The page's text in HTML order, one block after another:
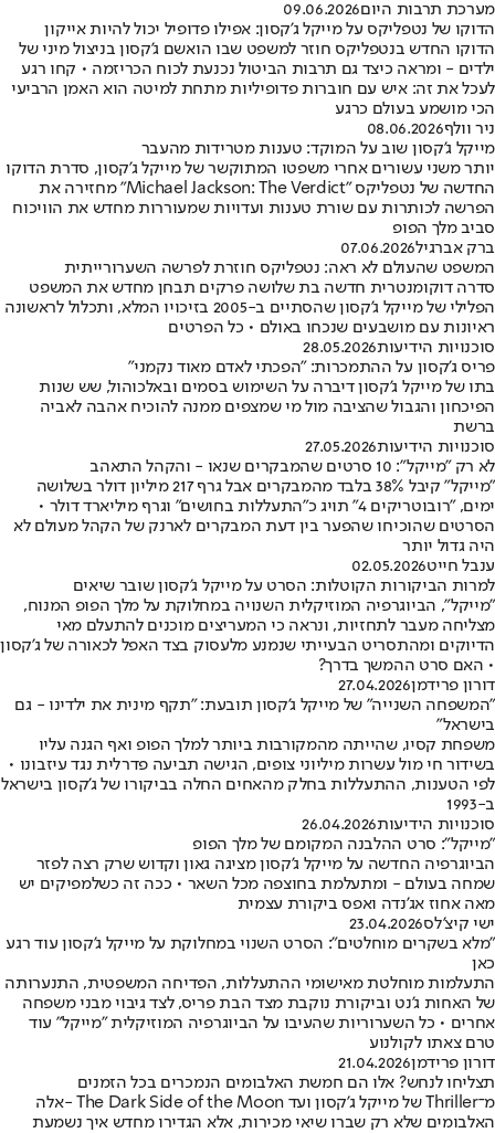
מערכת תרבות היום09.06.2026
הדוקו של נטפליקס על מייקל ג'קסון: אפילו פדופיל יכול להיות אייקון
הדוקו החדש בנטפליקס חוזר למשפט שבו הואשם ג'קסון בניצול מיני של
ילדים - ומראה כיצד גם תרבות הביטול נכנעת לכוח הכריזמה • קחו רגע
לעכל את זה: איש עם חוברות פדופיליות מתחת למיטה הוא האמן הרביעי
הכי מושמע בעולם כרגע
ניר וולף08.06.2026
מייקל ג'קסון שוב על המוקד: טענות מטרידות מהעבר
יותר משני עשורים אחרי משפטו המתוקשר של מייקל ג'קסון, סדרת הדוקו
החדשה של נטפליקס "Michael Jackson: The Verdict" מחזירה את
הפרשה לכותרות עם שורת טענות ועדויות שמעוררות מחדש את הוויכוח
סביב מלך הפופ
ברק אברגיל07.06.2026
המשפט שהעולם לא ראה: נטפליקס חוזרת לפרשה השערורייתית
סדרה דוקומנטרית חדשה בת שלושה פרקים תבחן מחדש את המשפט
הפלילי של מייקל ג'קסון שהסתיים ב-2005 בזיכויו המלא, ותכלול לראשונה
ראיונות עם מושבעים שנכחו באולם • כל הפרטים
סוכנויות הידיעות28.05.2026
פריס ג'קסון על ההתמכרות: "הפכתי לאדם מאוד נקמני"
בתו של מייקל ג'קסון דיברה על השימוש בסמים ובאלכוהול, שש שנות
הפיכחון והגבול שהציבה מול מי שמצפים ממנה להוכיח אהבה לאביה
ברשת
סוכנויות הידיעות27.05.2026
לא רק ״מייקל״: 10 סרטים שהמבקרים שנאו - והקהל התאהב
"מייקל" קיבל 38% בלבד מהמבקרים אבל גרף 217 מיליון דולר בשלושה
ימים, "רובוטריקים 4" תויג כ"התעללות בחושים" וגרף מיליארד דולר •
הסרטים שהוכיחו שהפער בין דעת המבקרים לארנק של הקהל מעולם לא
היה גדול יותר
ענבל חייט02.05.2026
למרות הביקורות הקוטלות: הסרט על מייקל ג'קסון שובר שיאים
"מייקל", הביוגרפיה המוזיקלית השנויה במחלוקת על מלך הפופ המנוח,
מצליחה מעבר לתחזיות, ונראה כי המעריצים מוכנים להתעלם מאי
הדיוקים ומהתסריט הבעייתי שנמנע מלעסוק בצד האפל לכאורה של ג'קסון
• האם סרט ההמשך בדרך?
דורון פרידמן27.04.2026
"המשפחה השנייה" של מייקל ג'קסון תובעת: "תקף מינית את ילדינו - גם
בישראל"
משפחת קסיו, שהייתה מהמקורבות ביותר למלך הפופ ואף הגנה עליו
בשידור חי מול עשרות מיליוני צופים, הגישה תביעה פדרלית נגד עיזבונו •
לפי הטענות, ההתעללות בחלק מהאחים החלה בביקורו של ג'קסון בישראל
ב-1993
סוכנויות הידיעות26.04.2026
"מייקל": סרט ההלבנה המקומם של מלך הפופ
הביוגרפיה החדשה על מייקל ג'קסון מציגה גאון וקדוש שרק רצה לפזר
שמחה בעולם - ומתעלמת בחוצפה מכל השאר • ככה זה כשלמפיקים יש
מאה אחוז אג'נדה ואפס ביקורת עצמית
ישי קיצ'לס23.04.2026
"מלא בשקרים מוחלטים": הסרט השנוי במחלוקת על מייקל ג'קסון עוד רגע
כאן
התעלמות מוחלטת מאישומי ההתעללות, הפדיחה המשפטית, התנערותה
של האחות ג'נט וביקורת נוקבת מצד הבת פריס, לצד גיבוי מבני משפחה
אחרים • כל השערוריות שהעיבו על הביוגרפיה המוזיקלית "מייקל" עוד
טרם צאתו לקולנוע
דורון פרידמן21.04.2026
תצליחו לנחש? אלו הם חמשת האלבומים הנמכרים בכל הזמנים
מ־Thriller של מייקל ג'קסון ועד The Dark Side of the Moon -אלה
האלבומים שלא רק שברו שיאי מכירות, אלא הגדירו מחדש איך נשמעת